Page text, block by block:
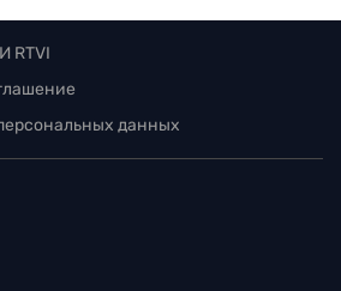
RTVI
данных